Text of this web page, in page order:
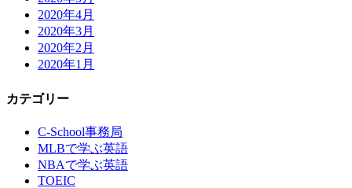
2020年4月
2020年3月
2020年2月
2020年1月
カテゴリー
C-School事務局
MLBで学ぶ英語
NBAで学ぶ英語
TOEIC